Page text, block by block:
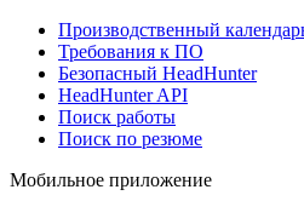
Производственный
Требования к ПО
Безопасный HeadHunter
HeadHunter API
Поиск работы
Поиск по резюме
Мобильное приложение